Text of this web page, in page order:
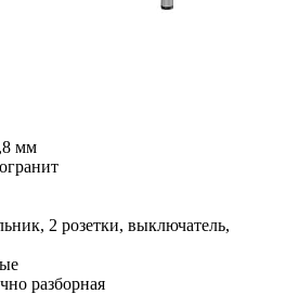
мм
2 розетки, выключатель,
разборная